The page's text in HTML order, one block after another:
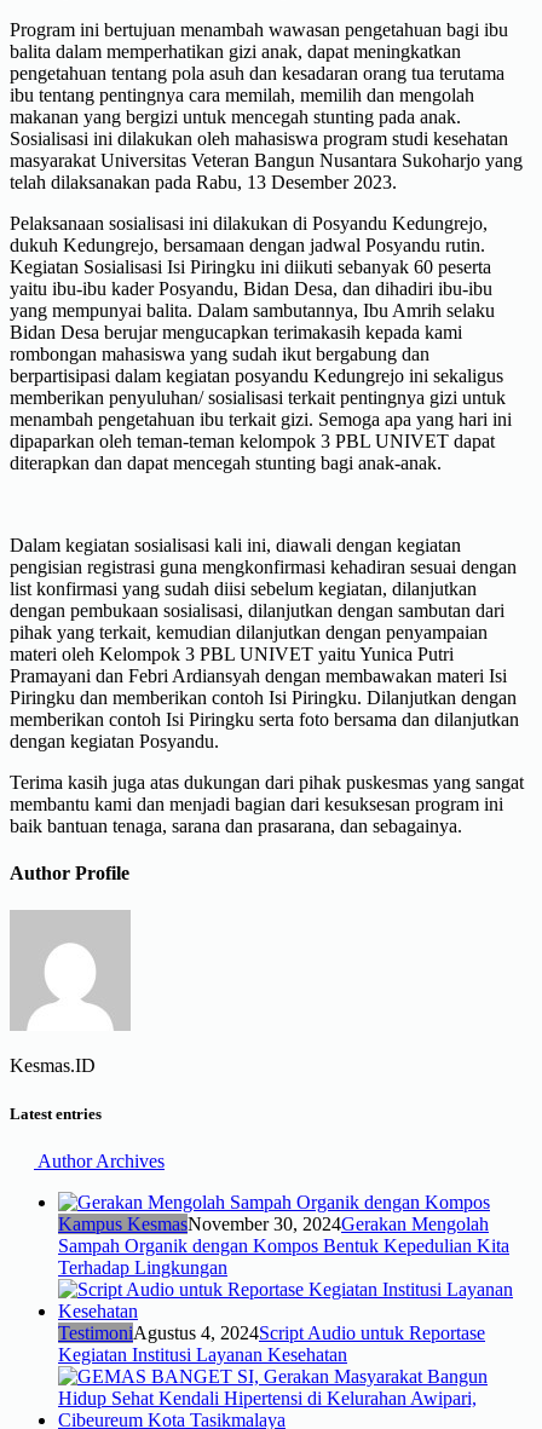
Program ini bertujuan menambah wawasan pengetahuan bagi ibu
balita dalam memperhatikan gizi anak, dapat meningkatkan
pengetahuan tentang pola asuh dan kesadaran orang tua terutama
ibu tentang pentingnya cara memilah, memilih dan mengolah
makanan yang bergizi untuk mencegah stunting pada anak.
Sosialisasi ini dilakukan oleh mahasiswa program studi kesehatan
masyarakat Universitas Veteran Bangun Nusantara Sukoharjo yang
telah dilaksanakan pada Rabu, 13 Desember 2023.
Pelaksanaan sosialisasi ini dilakukan di Posyandu Kedungrejo,
dukuh Kedungrejo, bersamaan dengan jadwal Posyandu rutin.
Kegiatan Sosialisasi Isi Piringku ini diikuti sebanyak 60 peserta
yaitu ibu-ibu kader Posyandu, Bidan Desa, dan dihadiri ibu-ibu
yang mempunyai balita. Dalam sambutannya, Ibu Amrih selaku
Bidan Desa berujar mengucapkan terimakasih kepada kami
rombongan mahasiswa yang sudah ikut bergabung dan
berpartisipasi dalam kegiatan posyandu Kedungrejo ini sekaligus
memberikan penyuluhan/ sosialisasi terkait pentingnya gizi untuk
menambah pengetahuan ibu terkait gizi. Semoga apa yang hari ini
dipaparkan oleh teman-teman kelompok 3 PBL UNIVET dapat
diterapkan dan dapat mencegah stunting bagi anak-anak.
Dalam kegiatan sosialisasi kali ini, diawali dengan kegiatan
pengisian registrasi guna mengkonfirmasi kehadiran sesuai dengan
list konfirmasi yang sudah diisi sebelum kegiatan, dilanjutkan
dengan pembukaan sosialisasi, dilanjutkan dengan sambutan dari
pihak yang terkait, kemudian dilanjutkan dengan penyampaian
materi oleh Kelompok 3 PBL UNIVET yaitu Yunica Putri
Pramayani dan Febri Ardiansyah dengan membawakan materi Isi
Piringku dan memberikan contoh Isi Piringku. Dilanjutkan dengan
memberikan contoh Isi Piringku serta foto bersama dan dilanjutkan
dengan kegiatan Posyandu.
Terima kasih juga atas dukungan dari pihak puskesmas yang sangat
membantu kami dan menjadi bagian dari kesuksesan program ini
baik bantuan tenaga, sarana dan prasarana, dan sebagainya.
Author Profile
Kesmas.ID
Latest entries
Author Archives
Kampus KesmasNovember 30, 2024Gerakan Mengolah
Sampah Organik dengan Kompos Bentuk Kepedulian Kita
Terhadap Lingkungan
TestimoniAgustus 4, 2024Script Audio untuk Reportase
Kegiatan Institusi Layanan Kesehatan